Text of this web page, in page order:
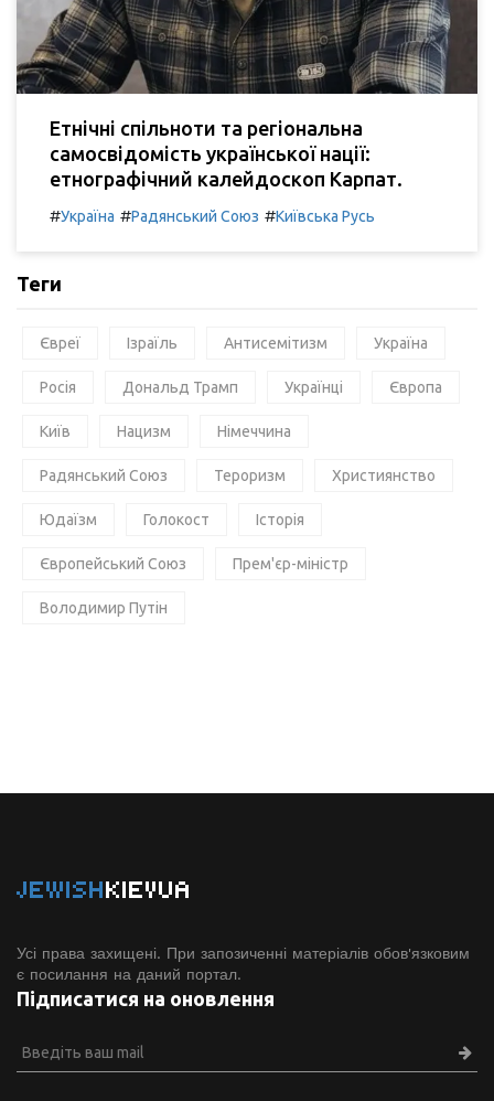
Етнічні спільноти та регіональна
самосвідомість української нації:
етнографічний калейдоскоп Карпат.
#Україна #Радянський Союз #Київська Русь
Теги
Євреї Ізраїль Антисемітизм Україна
Росія Дональд Трамп Українці Європа
Київ Нацизм Німеччина
Радянський Союз Тероризм Християнство
Юдаїзм Голокост Історія
Європейський Союз Прем'єр-міністр
Володимир Путін
JEWISHKIEVUA
Усі права захищені. При запозиченні матеріалів обов'язковим
є посилання на даний портал.
Підписатися на оновлення